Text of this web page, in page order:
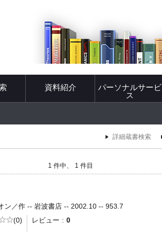
資料紹介
パーソナルサービ
ス
詳細蔵書検索
1 件中、 1 件目
ン／作 -- 岩波書店 -- 2002.10 -- 953.7
価
(0) レビュー 0